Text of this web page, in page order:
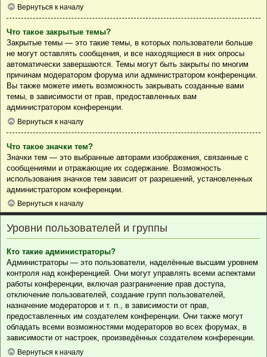
Вернуться к началу
Что такое закрытые темы?
Закрытые темы — это такие темы, в которых пользователи больше
не могут оставлять сообщения, и все находящиеся в них опросы
автоматически завершаются. Темы могут быть закрыты по многим
причинам модератором форума или администратором конференции.
Вы также можете иметь возможность закрывать созданные вами
темы, в зависимости от прав, предоставленных вам
администратором конференции.
Вернуться к началу
Что такое значки тем?
Значки тем — это выбранные авторами изображения, связанные с
сообщениями и отражающие их содержание. Возможность
использования значков тем зависит от разрешений, установленных
администратором конференции.
Вернуться к началу
Уровни пользователей и группы
Кто такие администраторы?
Администраторы — это пользователи, наделённые высшим уровнем
контроля над конференцией. Они могут управлять всеми аспектами
работы конференции, включая разграничение прав доступа,
отключение пользователей, создание групп пользователей,
назначение модераторов и т. п., в зависимости от прав,
предоставленных им создателем конференции. Они также могут
обладать всеми возможностями модераторов во всех форумах, в
зависимости от настроек, произведённых создателем конференции.
Вернуться к началу